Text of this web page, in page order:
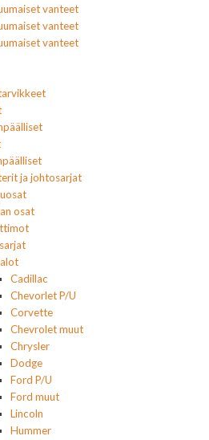
vanteet
vanteet
vanteet
ja johtosarjat
osat
Cadillac
Chevorlet P/U
Corvette
Chevrolet muut
Chrysler
Dodge
Ford P/U
Ford muut
Lincoln
Hummer